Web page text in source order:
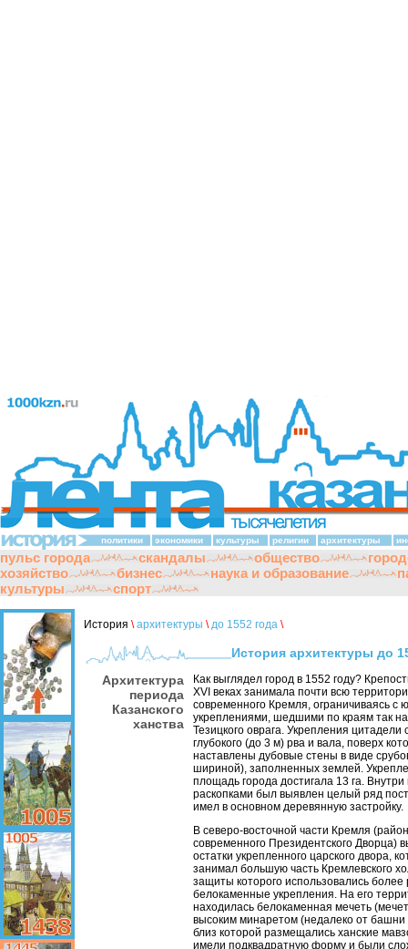
политики экономики культуры религии архитектуры
пульс города скандалы общество
хозяйство
бизнес наука и образование
культуры
спорт
История \ архитектуры \ до 1552 года \
История архитектуры до
Архитектура
периода
Казанского
ханства
Как выглядел город в 1552 году?
XVI веках занимала почти всю
современного Кремля, ограничиваясь с
укреплениями, шедшими по краям так
Тезицкого оврага. Укрепления цитадели
глубокого (до 3 м) рва и вала, поверх
наставлены дубовые стены в виде
шириной), заполненных землей.
площадь города достигала 13 га. Внутри
раскопками был выявлен целый ряд
имел в основном деревянную застройку.
В северо-восточной части Кремля (район
современного Президентского Дворца)
остатки укрепленного царского двора,
занимал большую часть Кремлевского
защиты которого использовались более
белокаменные укрепления. На его
находилась белокаменная мечеть
высоким минаретом (недалеко от
близ которой размещались ханские
имели подквадратную форму и были